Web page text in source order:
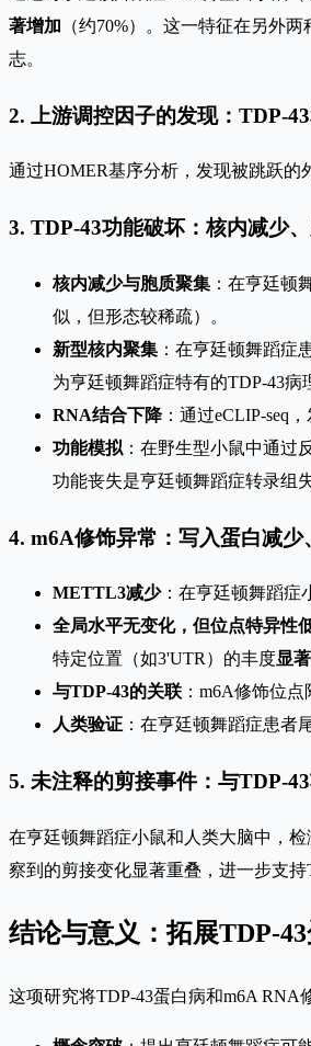
著增加 （约70%）。这一特征在另外
志。
2. 上游调控因子的发现：TDP-
通过HOMER基序分析，发现被跳跃的
3. TDP-43功能破坏：核内减少
核内减少与胞质聚集 ：在亨廷顿
似，但形态较稀疏）。
新型核内聚集 ：在亨廷顿舞蹈症
为亨廷顿舞蹈症特有的TDP-43病
RNA结合下降：通过eCLIP-seq
功能模拟 ：在野生型小鼠中通过
功能丧失是亨廷顿舞蹈症转录组
4. m6A修饰异常：写入蛋白减
METTL3减少：在亨廷顿舞蹈症
全局水平无变化，但位点特异性
特定位置（如3'UTR）的丰度显
与TDP-43的关联 ：m6A修饰位
人类验证 ：在亨廷顿舞蹈症患者
5. 未注释的剪接事件：与TDP-
在亨廷顿舞蹈症小鼠和人类大脑中，检
察到的剪接变化显著重叠，进一步支持
结论与意义：拓展TDP-
这项研究将TDP-43蛋白病和m6A